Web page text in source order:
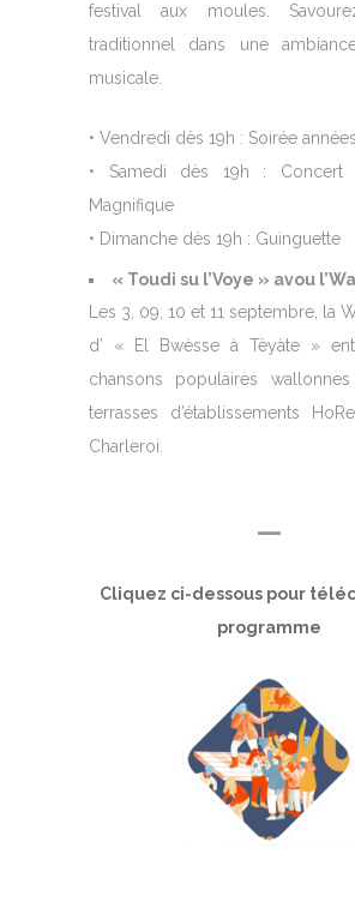
festival aux moules.
traditionnel dans une
musicale.
• Vendredi dès 19h : Soirée
• Samedi dès 19h :
Magnifique
• Dimanche dès 19h : Guinguette
« Toudi su l’Voye » avou
Les 3, 09, 10 et 11 septembre, la
d’ « El Bwèsse à Tèyàte »
chansons populaires
terrasses d’établissements
Charleroi.
—
Cliquez ci-dessous pour
programme